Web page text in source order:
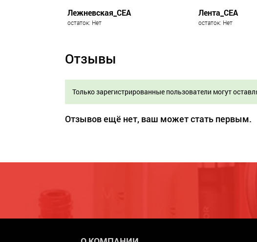
Лежневская_СЕА
остаток: Нет
Лента_СЕА
остаток: Нет
Отзывы
Только зарегистрированные пользователи могут
Отзывов ещё нет, ваш может стать первым.